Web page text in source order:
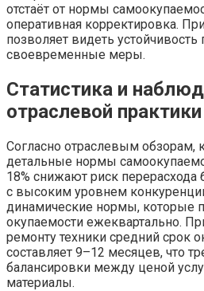
отстаёт от нормы
оперативная корректировка.
позволяет видеть
своевременные меры.
Статистика и
отраслевой практики
Согласно отраслевым
детальные нормы
18% снижают риск
с высоким уровнем
динамические нормы, которые
окупаемости ежеквартально.
ремонту техники средний срок
составляет 9–12 месяцев, что
балансировки между ценой
материалы.